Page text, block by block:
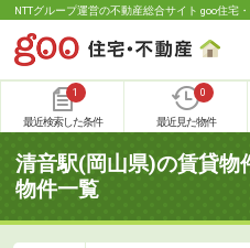
NTTグループ運営の不動産総合サイト goo住宅
1
最近検索した条件
0
最近見た物件
清音駅(岡山県)の賃貸物
物件一覧